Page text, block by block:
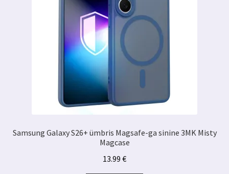
Samsung Galaxy S26+ ümbris Magsafe-ga sinine 3MK Misty
Magcase
13.99 €